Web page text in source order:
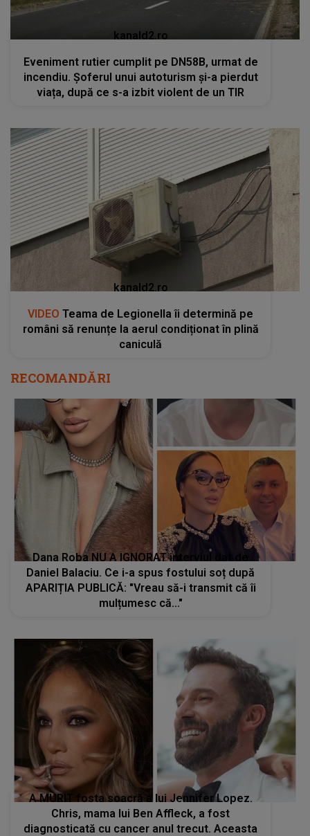
kanald2.ro
Eveniment rutier cumplit pe DN58B, urmat de
incendiu. Șoferul unui autoturism și-a pierdut
viața, după ce s-a izbit violent de un TIR
kanald2.ro
VIDEO Teama de Legionella îi determină pe
români să renunțe la aerul condiționat în plină
caniculă
RECOMANDĂRI
Dana Roba NU A IGNORAT interviul dat de
Daniel Balaciu. Ce i-a spus fostului soț după
APARIȚIA PUBLICĂ: "Vreau să-i transmit că îi
mulțumesc că..."
A MURIT fosta soacră a lui Jennifer Lopez.
Chris, mama lui Ben Affleck, a fost
diagnosticată cu cancer anul trecut. Aceasta